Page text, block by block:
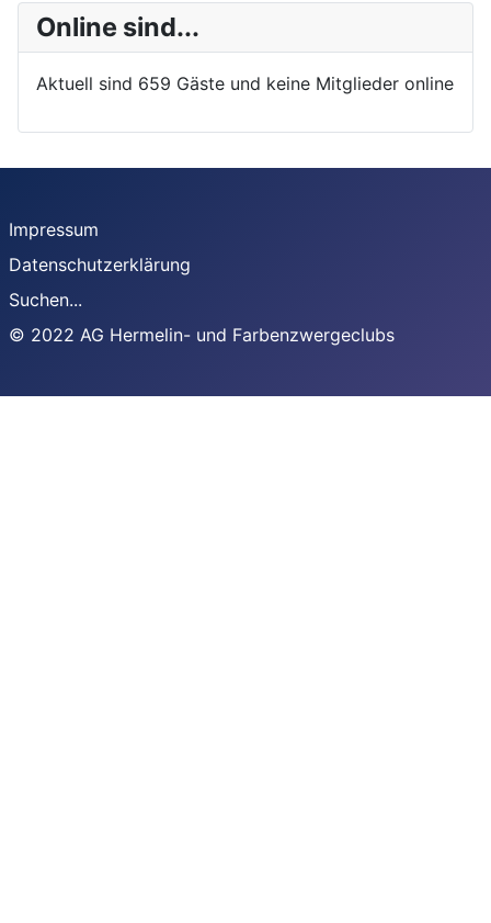
Online sind...
Aktuell sind 659 Gäste und keine Mitglieder online
Impressum
Datenschutzerklärung
Suchen...
© 2022 AG Hermelin- und Farbenzwergeclubs